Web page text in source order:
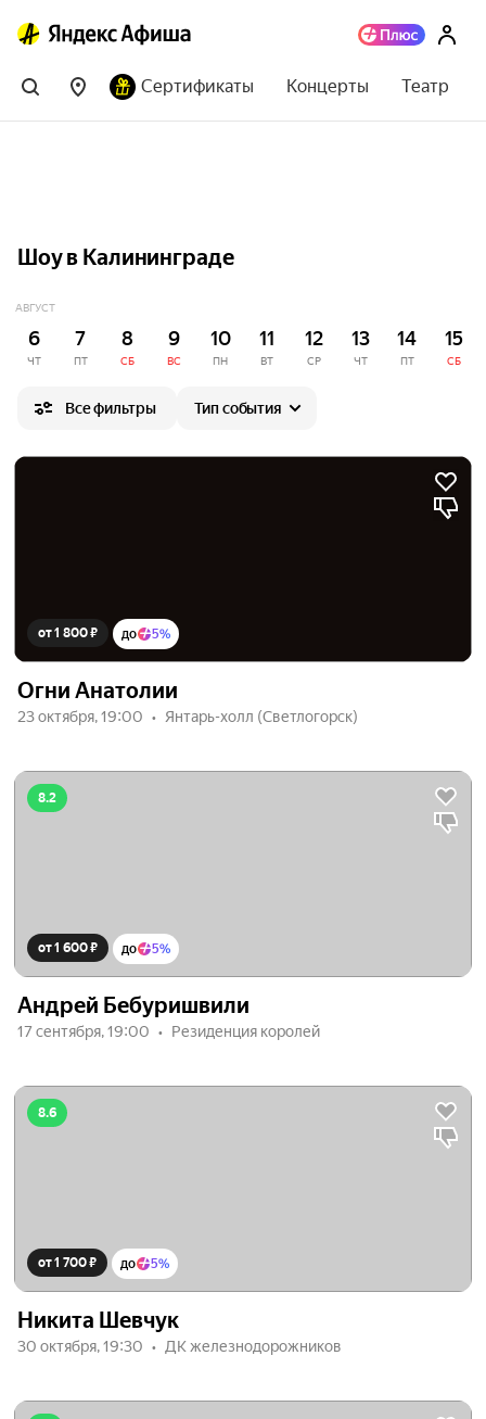
Сертификаты Концерты Театр
Шоу в Калининграде
АВГУСТ
6
ЧТ
7
ПТ
8
СБ
9
ВС
10
ПН
11
ВТ
12
СР
13
ЧТ
14
ПТ
15
СБ
Все фильтры Тип события
от 1 800 ₽ до 5%
Огни Анатолии
23 октября, 19:00 Янтарь-холл (Светлогорск)
8.2
от 1 600 ₽ до 5%
Андрей Бебуришвили
17 сентября, 19:00 Резиденция королей
8.6
от 1 700 ₽ до 5%
Никита Шевчук
30 октября, 19:30 ДК железнодорожников